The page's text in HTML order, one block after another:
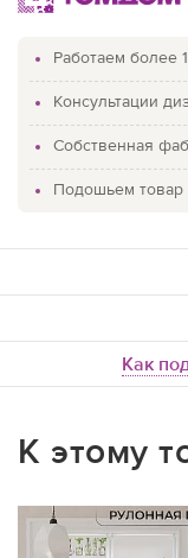
Работаем более
Консультации
Собственная
Подошьем товар
Как
К этому